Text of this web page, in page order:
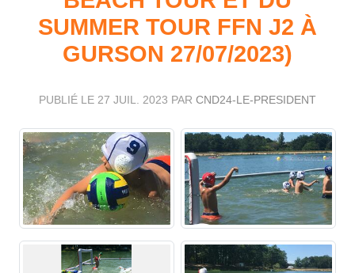
SUMMER TOUR FFN J2 À
GURSON 27/07/2023)
PUBLIÉ LE 27 JUIL. 2023 PAR CND24-LE-PRESIDENT